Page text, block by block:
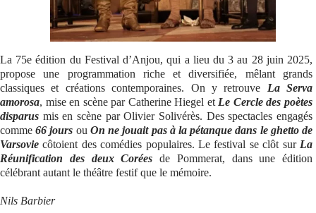
La 75e édition du Festival d’Anjou, qui a lieu du 3 au 28 juin 2025,
propose une programmation riche et diversifiée, mêlant grands
classiques et créations contemporaines. On y retrouve La Serva
amorosa, mise en scène par Catherine Hiegel etLe Cercle des poètes
disparus mis en scène par Olivier Solivérès. Des spectacles engagés
comme66 jours ou On ne jouait pas à la pétanque dans le ghetto de
Varsovie côtoient des comédies populaires. Le festival se clôt sur La
Réunification des deux Corées de Pommerat, dans une édition
célébrant autant le théâtre festif que le mémoire.
Nils Barbier